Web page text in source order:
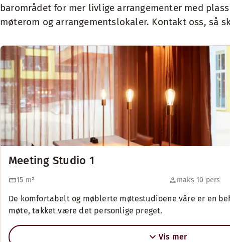
barområdet for mer livlige arrangementer med
møterom og arrangementslokaler. Kontakt oss, så
Meeting Studio 1
15 m² maks 10 pers
De komfortabelt og møblerte møtestudioene våre er en
møte, takket være det personlige preget.
Vis mer